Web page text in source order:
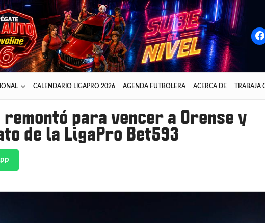
CALENDARIO LIGAPRO 2026 AGENDA FUTBOLERA ACERCA DE TRABAJA
remontó para vencer a Orense y
de la LigaPro Bet593